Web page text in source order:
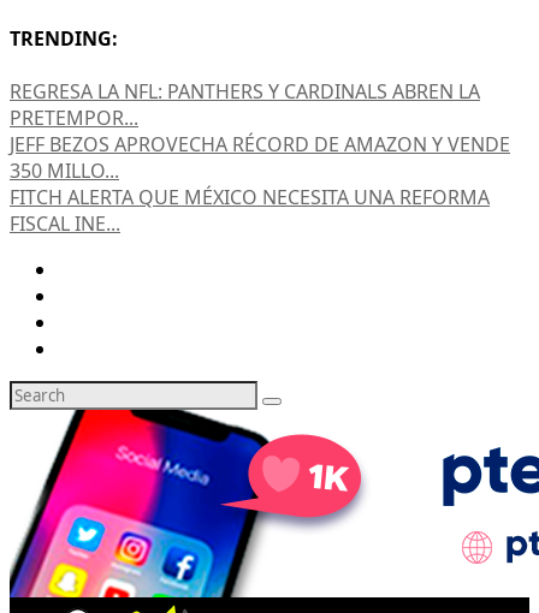
TRENDING:
REGRESA LA NFL: PANTHERS Y CARDINALS ABREN LA
PRETEMPOR...
JEFF BEZOS APROVECHA RÉCORD DE AMAZON Y VENDE
350 MILLO...
FITCH ALERTA QUE MÉXICO NECESITA UNA REFORMA
FISCAL INE...